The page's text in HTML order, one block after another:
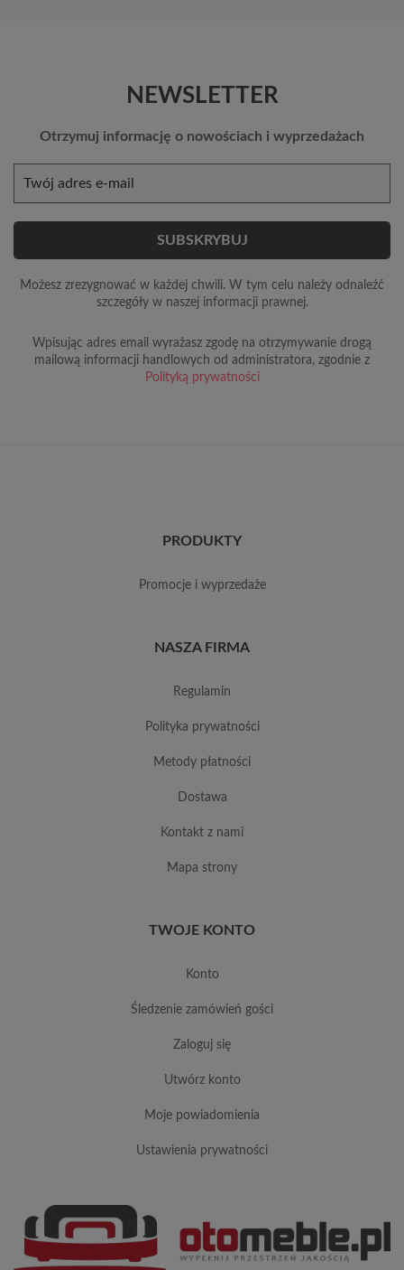
NEWSLETTER
Otrzymuj informację o nowościach i wyprzedażach
Możesz zrezygnować w każdej chwili. W tym celu należy odnaleźć
szczegóły w naszej informacji prawnej.
Wpisując adres email wyrażasz zgodę na otrzymywanie drogą
mailową informacji handlowych od administratora, zgodnie z
Polityką prywatności
PRODUKTY
promocje i wyprzedaże
NASZA FIRMA
regulamin
polityka prywatności
metody płatności
dostawa
kontakt z nami
mapa strony
TWOJE KONTO
konto
śledzenie zamówień gości
zaloguj się
utwórz konto
moje powiadomienia
ustawienia prywatności